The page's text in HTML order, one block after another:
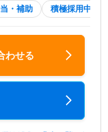
・補助 積極採用中
わせる